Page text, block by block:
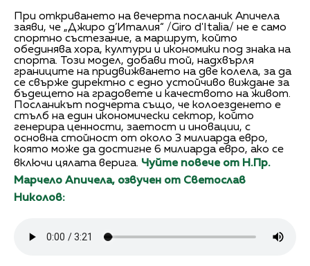
При откриването на вечерта посланик Апичела
заяви, че „Джиро д’Италия“ /Giro d'Italia/ не е само
спортно състезание, а маршрут, който
обединява хора, култури и икономики под знака на
спорта. Този модел, добави той, надхвърля
границите на придвижването на две колела, за да
се свърже директно с едно устойчиво виждане за
бъдещето на градовете и качеството на живот.
Посланикът подчерта също, че колоезденето е
стълб на един икономически сектор, който
генерира ценности, заетост и иновации, с
основна стойност от около 3 милиарда евро,
която може да достигне 6 милиарда евро, ако се
включи цялата верига. Чуйте повече от Н.Пр.
Марчело Апичела, озвучен от Светослав
Николов: